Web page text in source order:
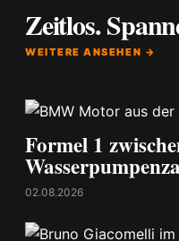
Zeitlos.
WEITERE ANSEHEN →
Formel 1
02.08.2026